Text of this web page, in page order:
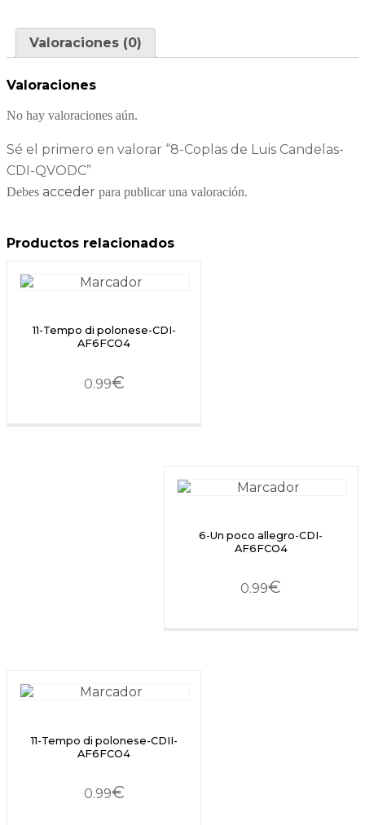
Valoraciones (0)
Valoraciones
No hay valoraciones aún.
Sé el primero en valorar “8-Coplas de Luis Candelas-
CDI-QVODC”
Debes acceder para publicar una valoración.
Productos relacionados
11-Tempo di polonese-CDI-
AF6FCO4
0.99€
6-Un poco allegro-CDI-
AF6FCO4
0.99€
11-Tempo di polonese-CDII-
AF6FCO4
0.99€